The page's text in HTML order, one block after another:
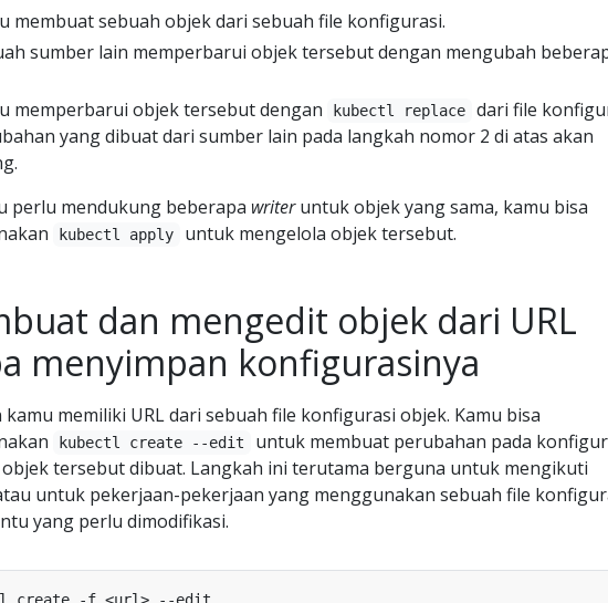
membuat sebuah objek dari sebuah file konfigurasi.
sumber lain memperbarui objek tersebut dengan mengubah
memperbarui objek tersebut dengan
kubectl replace
dari file
yang dibuat dari sumber lain pada langkah nomor 2 di atas akan
perlu mendukung beberapa writeruntuk objek yang sama, kamu bisa
kubectl apply untuk mengelola objek tersebut.
dan mengedit objek dari URL
menyimpan konfigurasinya
kamu memiliki URL dari sebuah file konfigurasi objek. Kamu bisa
kubectl create --edit
untuk membuat perubahan pada
tersebut dibuat. Langkah ini terutama berguna untuk mengikuti
untuk pekerjaan-pekerjaan yang menggunakan sebuah file
yang perlu dimodifikasi.